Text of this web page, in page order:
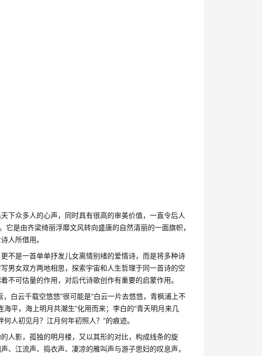
下众多人的心声，同时具有很高的审美价值，一直令后人
是由齐梁绮丽浮靡文风转向盛唐的自然清丽的一面旗帜，
人所借用。
不是一首单单抒发儿女离情别绪的爱情诗，而是将多种诗
男女双方两地相思，探索宇宙和人生哲理于同一首诗的空
不可估量的作用，对后代诗歌创作有重要的启蒙作用。
白云千载空悠悠”很可能是“白云一片去悠悠，青枫浦上不
平，海上明月共潮生”化用而来；李白的“青天明月来几
人初见月？江月何年初照人？”的痕迹。
人影，孤独的明月楼，又以其形的对比，构成线条的旋
、江流声、捣衣声、凄凉的雁叫声与游子思妇的叹息声，